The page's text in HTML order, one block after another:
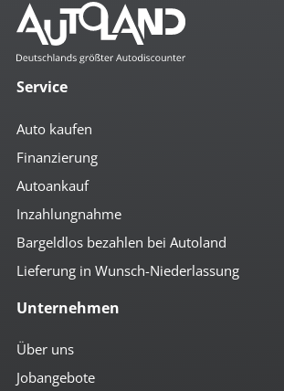
Service
Auto kaufen
Finanzierung
Autoankauf
Inzahlungnahme
Bargeldlos bezahlen bei Autoland
Lieferung in Wunsch-Niederlassung
Unternehmen
Über uns
Jobangebote